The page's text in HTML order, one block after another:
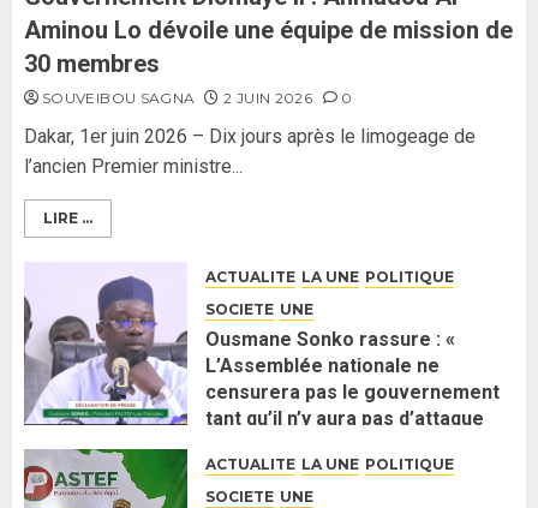
Aminou Lo dévoile une équipe de mission de
30 membres
SOUVEIBOU SAGNA 2 JUIN 2026 0
Dakar, 1er juin 2026 – Dix jours après le limogeage de
l’ancien Premier ministre...
LIRE ...
ACTUALITE LA UNE POLITIQUE
SOCIETE UNE
Ousmane Sonko rassure : «
L’Assemblée nationale ne
censurera pas le gouvernement
tant qu’il n’y aura pas d’attaque
2 JUIN 2026 0
ACTUALITE LA UNE POLITIQUE
SOCIETE UNE